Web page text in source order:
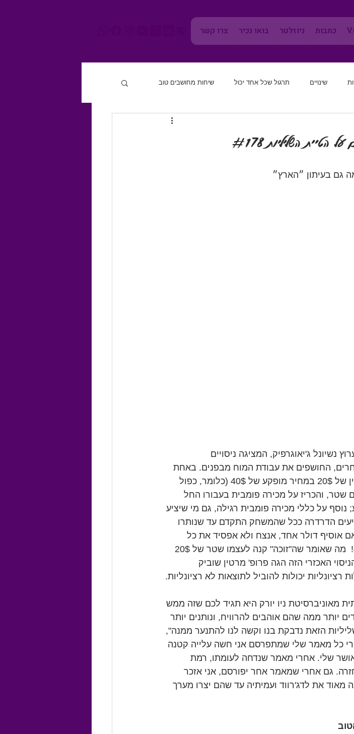
כתבות ניוזלטר בואו נכיר צרו קשר
שינויים תרגול שכל אחד יכול שיחות מחושבים טוב
השליליות #178
נשיונל ג'יאוגרפיק, המציגה ניסויים
החושפים את עבודת המוח מבפנים. באחת
התוכניות הצליח המנחה למכור שטר רגיל לחלוטין של 20$ במחיר מופקע של 40$ (כלומר, כפול
שטר, והכריז על מכירה פומבית בעבורו החל
על כללי מכירה פומבית רגילה, גם מי שיציע
הדרדרה ככל שהמשחק התקדם עד שנותרו
לעצמו: "אם אוסיף דולר אחד, אנצח ולא אפסיד את כל
של 40$, והמפסיד תרם 39$. את הניסוי האכזרי הזה הגה פרופ' מרטין שוביק
יכולות להוביל לתוצאות לא רציונליות.
מאוניברסיטת ניו יורק היא תגיד לכם שזה ממש
יותר ממה שהם אוהבים להרוויח, ונותנים יותר
הזאת נדבקת בנו וקשה לנו להתנער ממנה",
כל מאמר שלי שמתפרסם אני חשה עלייה קטנה
שלי. אחרי מאמר שנדחה לעומתו, רמת
גם אחרי שמאמר אחר יפורסם, אני אזכר
מאוד את לדג'רווד ועמיתיה עד שהם יצרו מערך